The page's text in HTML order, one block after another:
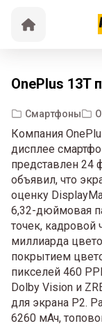
OnePlus 13T
Смартфоны
Компания
дисплее
представлен 24
объявил, что
оценку
6,32-дюймовая
точек, кадровой
миллиарда
покрытием
пикселей 460
Dolby Vision и
для экрана P2.
6260 мАч,